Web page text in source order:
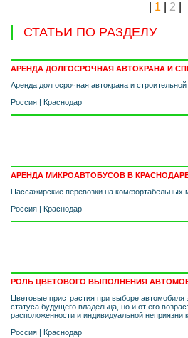
1| 2
СТАТЬИ ПО РАЗДЕЛУ
АРЕНДА ДОЛГОСРОЧНАЯ АВТОКРАНА И
Аренда долгосрочная автокрана и
Россия
Краснодар
АРЕНДА МИКРОАВТОБУСОВ В
Пассажирские перевозки на комфортабельных
Россия
Краснодар
РОЛЬ ЦВЕТОВОГО ВЫПОЛНЕНИЯ
Цветовые пристрастия при выборе автомобиля
статуса будущего владельца, но и от его
расположенности и индивидуальной неприязни
Россия
Краснодар